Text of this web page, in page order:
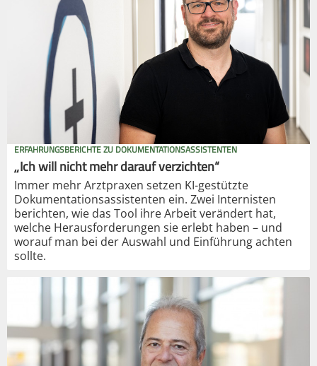
ERFAHRUNGSBERICHTE ZU DOKUMENTATIONSASSISTENTEN
„Ich will nicht mehr darauf verzichten“
Immer mehr Arztpraxen setzen KI-gestützte
Dokumentationsassistenten ein. Zwei Internisten
berichten, wie das Tool ihre Arbeit verändert hat,
welche Herausforderungen sie erlebt haben – und
worauf man bei der Auswahl und Einführung achten
sollte.